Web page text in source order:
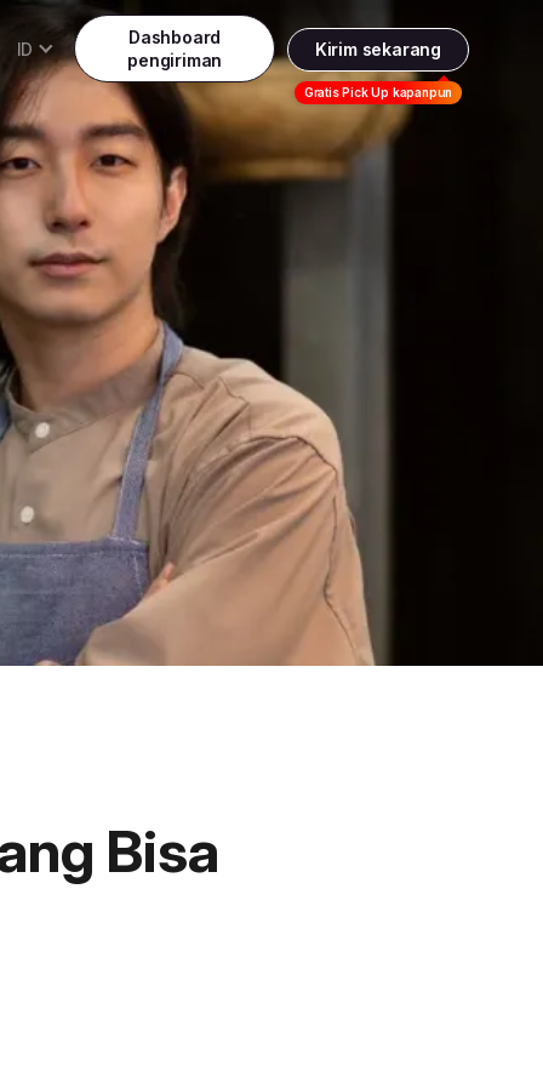
ID
Indonesia
English
Dashboard
pengiriman
Daftar
Masuk
Kirim sekarang
Gratis Pick Up kapanpun
Bisa